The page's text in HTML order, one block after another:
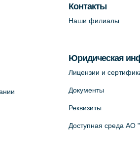
Контакты
Наши филиалы
Юридическая
Лицензии и
Документы
Реквизиты
Доступная среда